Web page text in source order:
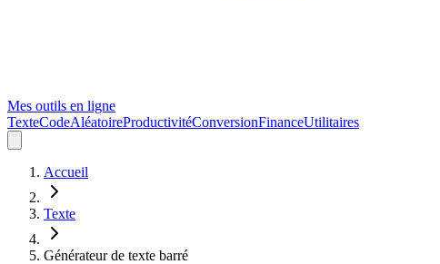
Mes outils en ligne
TexteCodeAléatoireProductivitéConversionFinanceUtilitaires
Accueil
Texte
Générateur de texte barré